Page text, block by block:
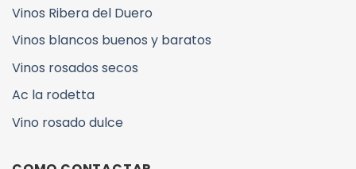
Vinos Ribera del Duero
Vinos blancos buenos y baratos
Vinos rosados secos
Ac la rodetta
Vino rosado dulce